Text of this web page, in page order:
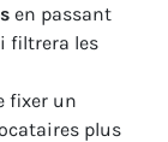
en passant
filtrera les
fixer un
plus